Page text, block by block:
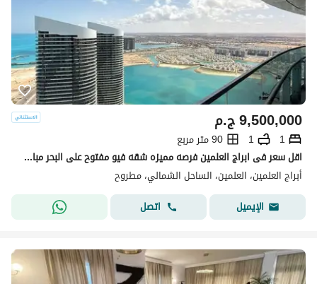
ج.م9,500,000
1
1
90 متر مربع
اقل سعر فى ابراج العلمين فرصه مميزه شقه فيو مفتوح على البحر مباشره دور مميز دقائق من مراسي Alamein towers north coast
أبراج العلمين، العلمين، الساحل الشمالي، مطروح
الإيميل
اتصل